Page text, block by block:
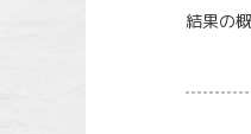
結果の